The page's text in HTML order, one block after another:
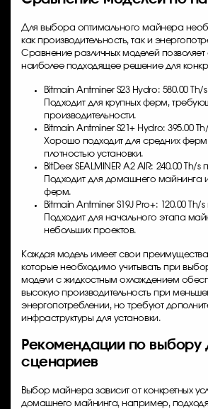
Для выбора оптимального майнера
как производительность, так и
Сравнение различных моделей позволяет
наиболее подходящее решение для
Bitmain Antminer S23 Hydro: 580.00 Th/
Подходит для крупных ферм,
производительности.
Bitmain Antminer S21+ Hydro: 395.00
Хорошо подходит для средних ферм
плотностью установки.
BitDeer SEALMINER A2 AIR: 240.00 Th/s
Подходит для домашнего майнинга
ферм.
Bitmain Antminer S19J Pro+: 120.00 Th/s
Подходит для начального этапа
небольших проектов.
Каждая модель имеет свои преимущества
которые необходимо учитывать при
модели с жидкостным охлаждением
высокую производительность при
энергопотреблении, но требуют
инфраструктуры для установки.
Рекомендации по выбору
сценариев
Выбор майнера зависит от конкретных
домашнего майнинга, например,